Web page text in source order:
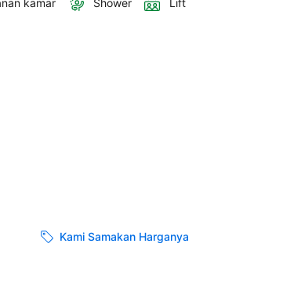
kamar Shower Lift
Kami Samakan Harganya